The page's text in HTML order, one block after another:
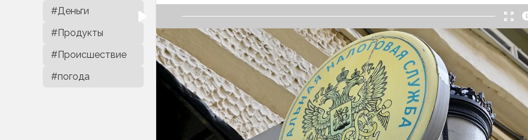
#Деньги
#Продукты
#Происшествие
#погода
Читать в Telegram
За три года властиРоссии собираются увеличить объемы
собираемых налогов. Если в 2023 году в планах заложены
доходы в 23,3 трлн рублей, то в 2026 году — на 25% больше. За
счет чего?